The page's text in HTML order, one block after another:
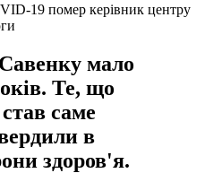
19 помер керівник центру
мало
Те, що
саме
в
здоров'я.